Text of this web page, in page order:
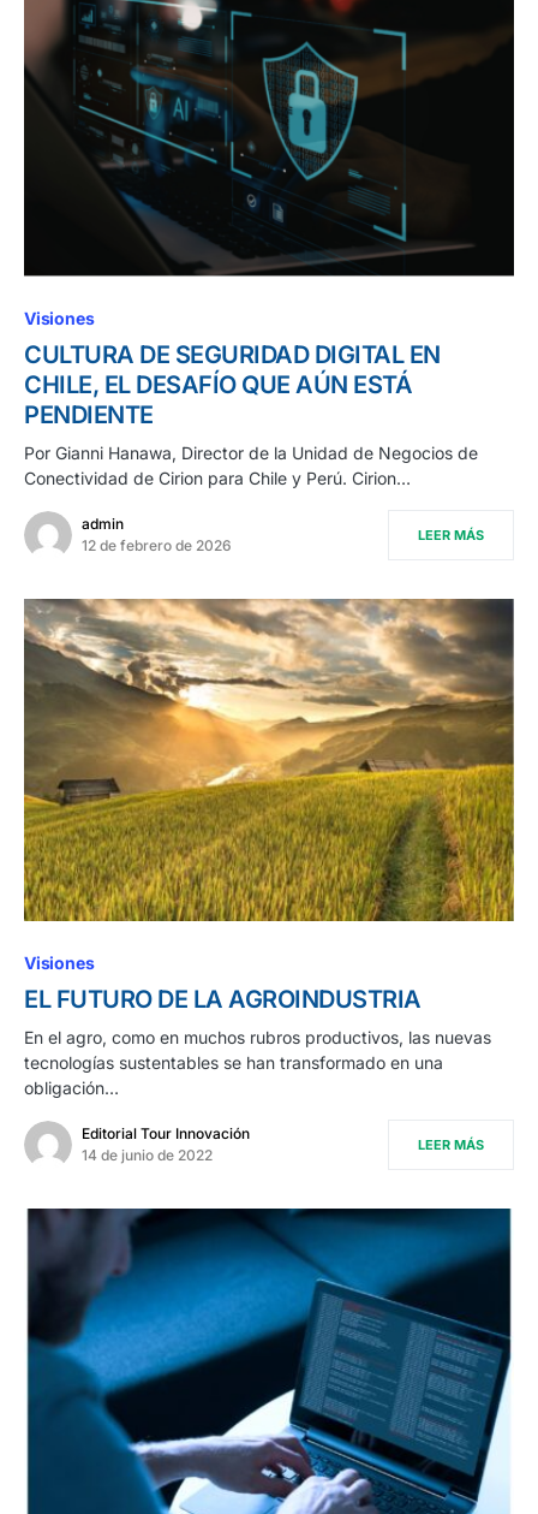
Visiones
CULTURA DE SEGURIDAD DIGITAL EN
CHILE, EL DESAFÍO QUE AÚN ESTÁ
PENDIENTE
Por Gianni Hanawa, Director de la Unidad de Negocios de
Conectividad de Cirion para Chile y Perú. Cirion…
admin
12 de febrero de 2026
LEER MÁS
Visiones
EL FUTURO DE LA AGROINDUSTRIA
En el agro, como en muchos rubros productivos, las nuevas
tecnologías sustentables se han transformado en una
obligación…
Editorial Tour Innovación
14 de junio de 2022
LEER MÁS